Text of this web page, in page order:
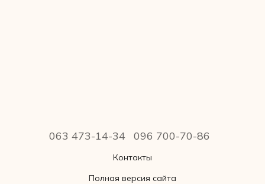
063 473-14-34 096 700-70-86
Контакты
Полная версия сайта